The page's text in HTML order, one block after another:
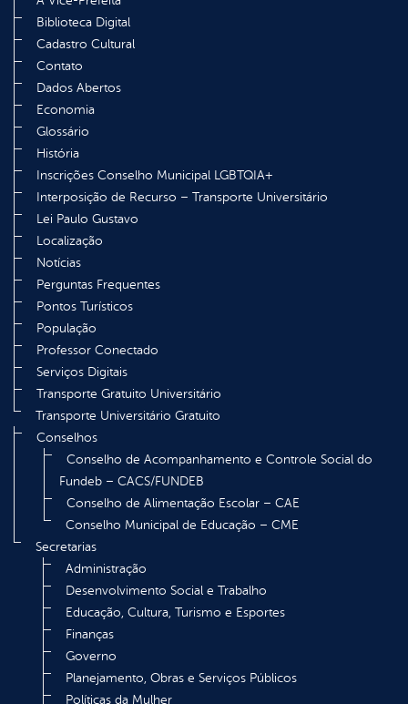
Biblioteca Digital
Cadastro Cultural
Contato
Dados Abertos
Economia
Glossário
História
Inscrições Conselho Municipal LGBTQIA+
Interposição de Recurso – Transporte Universitário
Lei Paulo Gustavo
Localização
Notícias
Perguntas Frequentes
Pontos Turísticos
População
Professor Conectado
Serviços Digitais
Transporte Gratuito Universitário
Transporte Universitário Gratuito
Conselhos
Conselho de Acompanhamento e Controle Social do
Fundeb – CACS/FUNDEB
Conselho de Alimentação Escolar – CAE
Conselho Municipal de Educação – CME
Secretarias
Administração
Desenvolvimento Social e Trabalho
Educação, Cultura, Turismo e Esportes
Finanças
Governo
Planejamento, Obras e Serviços Públicos
Políticas da Mulher